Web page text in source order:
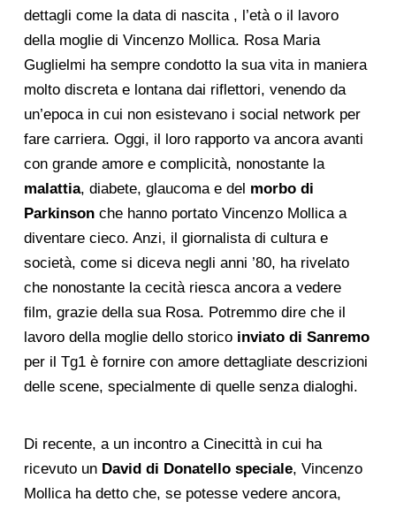
dettagli come la data di nascita , l’età o il lavoro
della moglie di Vincenzo Mollica. Rosa Maria
Guglielmi ha sempre condotto la sua vita in maniera
molto discreta e lontana dai riflettori, venendo da
un’epoca in cui non esistevano i social network per
fare carriera. Oggi, il loro rapporto va ancora avanti
con grande amore e complicità, nonostante la
malattia, diabete, glaucoma e del morbo di
Parkinsonche hanno portato Vincenzo Mollica a
diventare cieco. Anzi, il giornalista di cultura e
società, come si diceva negli anni ’80, ha rivelato
che nonostante la cecità riesca ancora a vedere
film, grazie della sua Rosa. Potremmo dire che il
lavoro della moglie dello storico inviato di Sanremo
per il Tg1 è fornire con amore dettagliate descrizioni
delle scene, specialmente di quelle senza dialoghi.
Di recente, a un incontro a Cinecittà in cui ha
ricevuto un David di Donatello speciale, Vincenzo
Mollica ha detto che, se potesse vedere ancora,